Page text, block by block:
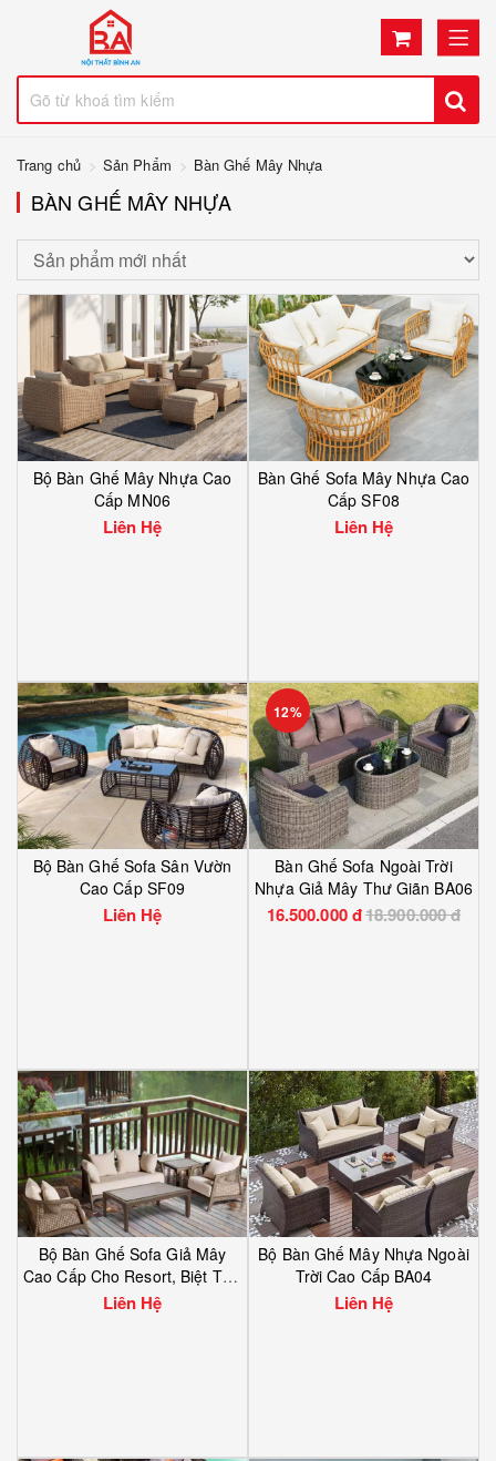
Trang chủ Sản Phẩm Bàn Ghế Mây Nhựa
BÀN GHẾ MÂY NHỰA
Bộ Bàn Ghế Mây Nhựa Cao
Cấp MN06
Liên Hệ
Bàn Ghế Sofa Mây Nhựa Cao
Cấp SF08
Liên Hệ
Bộ Bàn Ghế Sofa Sân Vườn
Cao Cấp SF09
Liên Hệ
12%
Bàn Ghế Sofa Ngoài Trời
Nhựa Giả Mây Thư Giãn BA06
16.500.000 đ18.900.000 đ
Bộ Bàn Ghế Sofa Giả Mây
Cao Cấp Cho Resort, Biệt Thự
[...]
Liên Hệ
Bộ Bàn Ghế Mây Nhựa Ngoài
Trời Cao Cấp BA04
Liên Hệ